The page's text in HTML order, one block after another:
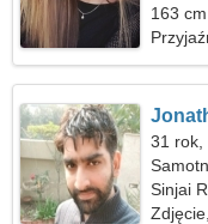
163
31 rok,
Sinjai